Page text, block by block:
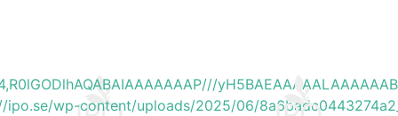
wp-content/uploads/2025/06/